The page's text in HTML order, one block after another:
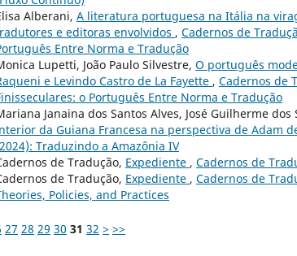
Alberani, A literatura portuguesa na Itália na
e editoras envolvidos , Cadernos de
Entre Norma e Tradução
Lupetti, João Paulo Silvestre, O português
e Levindo Castro de La Fayette , Cadernos de
o Português Entre Norma e Tradução
Janaina dos Santos Alves, José Guilherme
da Guiana Francesa na perspectiva de Adam
Traduzindo a Amazônia IV
de Tradução, Expediente , Cadernos de
de Tradução, Expediente , Cadernos de
Policies, and Practices
27 28 29 30 31 32 > >>